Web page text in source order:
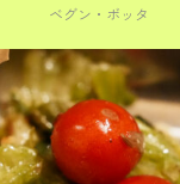
ベグン・ボッタ